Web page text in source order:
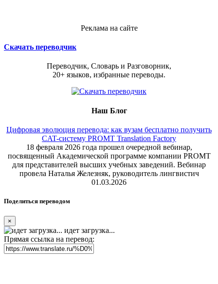
Реклама на сайте
Скачать переводчик
Переводчик, Словарь и Разговорник,
20+ языков, избранные переводы.
Наш Блог
Цифровая эволюция перевода: как вузам бесплатно получить
CAT-систему PROMT Translation Factory
18 февраля 2026 года прошел очередной вебинар,
посвященный Академической программе компании PROMT
для представителей высших учебных заведений. Вебинар
провела Наталья Железняк, руководитель лингвистич
01.03.2026
Поделиться переводом
×
идет загрузка...
Прямая ссылка на перевод: